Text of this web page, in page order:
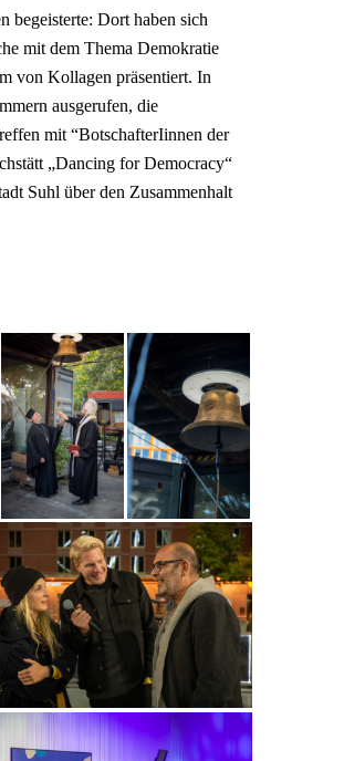
begeisterte: Dort haben sich
mit dem Thema Demokratie
von Kollagen präsentiert. In
ausgerufen, die
mit “BotschafterIinnen der
„Dancing for Democracy“
Suhl über den Zusammenhalt